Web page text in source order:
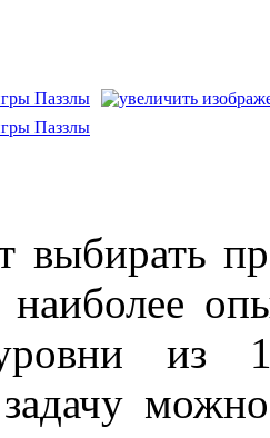
выбирать
наиболее
из